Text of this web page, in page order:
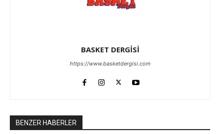
BASKET DERGİSİ
https://www.basketdergisi.com
BENZER HABERLER